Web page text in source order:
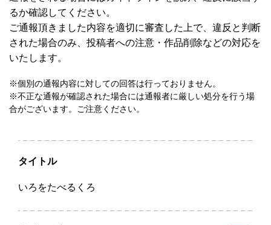
るか確認してください。
ご通報頂きました内容を適切に審査した上で、違反と判断
された場合のみ、投稿者への注意・作品削除などの対応を
いたします。
※個別の通報内容に対しての回答は行っておりません。
※不正な通報が確認された場合には通報者に厳しい処分を行う場
合がございます。ご注意ください。
タイトル
いろをたべるくろ